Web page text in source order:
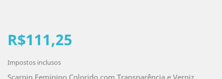
R$111,25
Impostos inclusos
Scarpin Feminino Colorido com Transparência e Verniz.